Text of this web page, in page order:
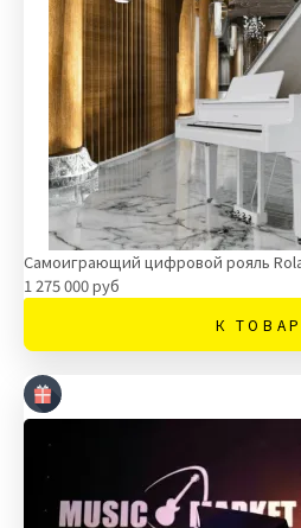
Самоиграющий цифровой рояль
1 275 000 руб
К